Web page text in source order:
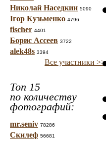
Николай Наседкин 5090
Ігор Кузьменко 4796
fischer 4401
Борис Ассеев 3722
alek48s 3394
Все участники >>
Топ 15
по количеству
фотографий:
mr.seniv 78286
Скилеф 56681